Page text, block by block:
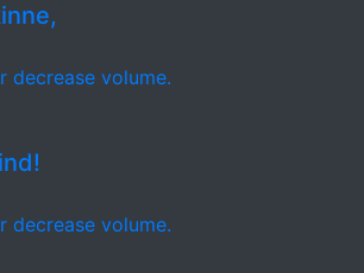
decrease volume.
decrease volume.